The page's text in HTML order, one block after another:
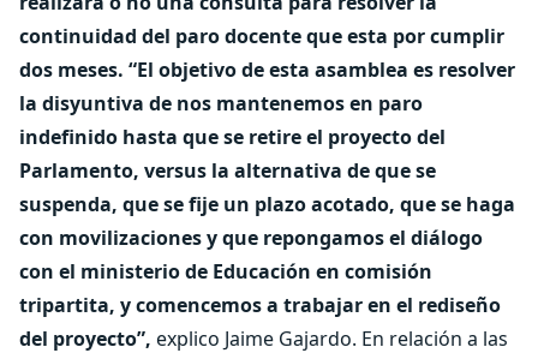
continuidad del paro docente que esta por cumplir
dos meses. “El objetivo de esta asamblea es resolver
la disyuntiva de nos mantenemos en paro
indefinido hasta que se retire el proyecto del
Parlamento, versus la alternativa de que se
suspenda, que se fije un plazo acotado, que se haga
con movilizaciones y que repongamos el diálogo
con el ministerio de Educación en comisión
tripartita, y comencemos a trabajar en el rediseño
del proyecto”, explico Jaime Gajardo. En relación a las